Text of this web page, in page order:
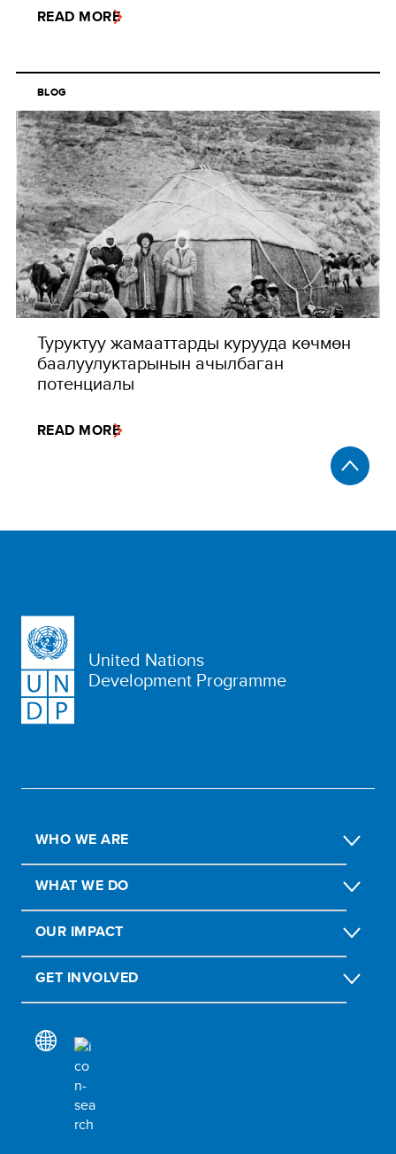
READ MORE
BLOG
Туруктуу жамааттарды курууда көчмөн
баалуулуктарынын ачылбаган
потенциалы
READ MORE
United Nations
Development Programme
WHO WE ARE
WHAT WE DO
OUR IMPACT
GET INVOLVED